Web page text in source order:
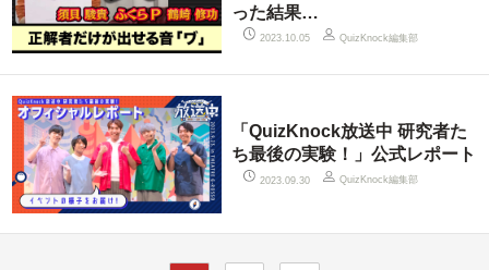
った結果…
2023.10.05 QuizKnock編集部
「QuizKnock放送中 研究者た
ち最後の実験！」公式レポート
2023.09.30 QuizKnock編集部